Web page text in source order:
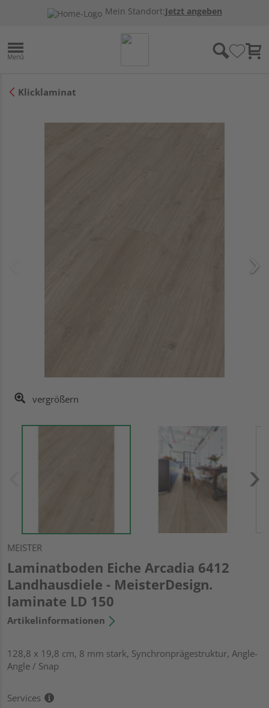
Mein Standort:Jetzt angeben
Klicklaminat
vergrößern
MEISTER
Laminatboden Eiche Arcadia 6412
Landhausdiele - MeisterDesign.
laminate LD 150
Artikelinformationen
128,8 x 19,8 cm, 8 mm stark, Synchronprägestruktur, Angle-
Angle / Snap
Services